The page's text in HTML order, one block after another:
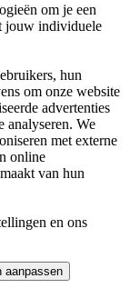
om je een
jouw individuele
hun
om onze website
advertenties
analyseren. We
met externe
online
van hun
en ons
aanpassen